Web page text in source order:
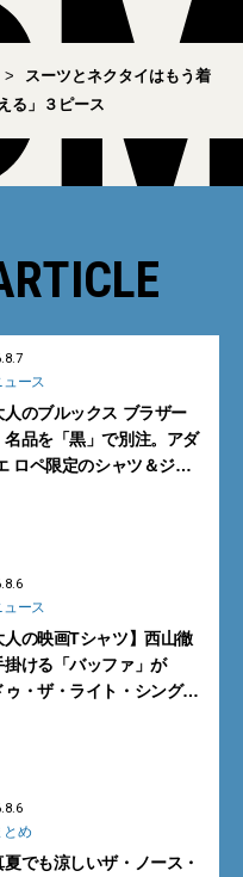
スーツとネクタイはもう着
る」３ピース
ュース
人のブルックス ブラザー
名品を「黒」で別注。アダ
ロペ限定のシャツ＆ジャ
ュース
人の映画Tシャツ】西山徹
掛ける「バッファ」が
ゥ・ザ・ライト・シング』
とめ
夏でも涼しいザ・ノース・